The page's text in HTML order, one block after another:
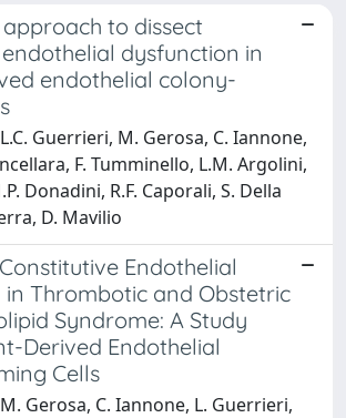
to dissect
dysfunction in
endothelial colony-
Guerrieri, M. Gerosa, C. Iannone,
F. Tumminello, L.M. Argolini,
Donadini, R.F. Caporali, S. Della
D. Mavilio
Endothelial
in Thrombotic and Obstetric
Syndrome: A Study
Derived Endothelial
Cells
Gerosa, C. Iannone, L. Guerrieri,